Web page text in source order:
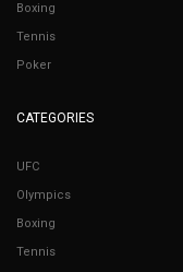
Boxing
Tennis
Poker
CATEGORIES
UFC
Olympics
Boxing
Tennis